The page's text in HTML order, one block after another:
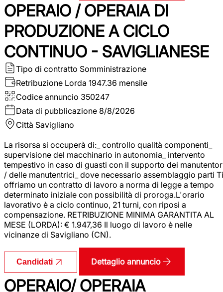
OPERAIO / OPERAIA DI
PRODUZIONE A CICLO
CONTINUO - SAVIGLIANESE
Tipo di contratto Somministrazione
Retribuzione Lorda 1947.36 mensile
Codice annuncio 350247
Data di pubblicazione 8/8/2026
Città Savigliano
La risorsa si occuperà di:_ controllo qualità componenti_
supervisione del macchinario in autonomia_ intervento
tempestivo in caso di guasti con il supporto dei
/ delle manutentrici_ dove necessario assemblaggio parti Ti
offriamo un contratto di lavoro a norma di legge a tempo
determinato iniziale con possibilità di proroga.L'orario
lavorativo è a ciclo continuo, 21 turni, con riposi a
compensazione. RETRIBUZIONE MINIMA GARANTITA AL
MESE (LORDA): € 1.947,36 Il luogo di lavoro è nelle
vicinanze di Savigliano (CN).
Candidati Dettaglio annuncio
OPERAIO/ OPERAIA